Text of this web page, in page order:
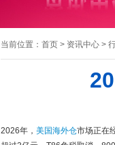
当前位置： 首页 > 资讯中心 >
2026年， 美国海外仓市场正在